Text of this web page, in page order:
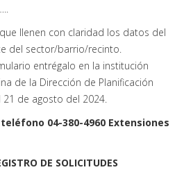
llenen con claridad los datos del
del sector/barrio/recinto.
entrégalo en la institución
de la Dirección de Planificación
21 de agosto del 2024.
04-380-4960 Extensiones
DE SOLICITUDES